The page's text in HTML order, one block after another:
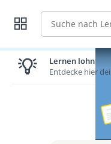
Suche
Lernen lohnt
Entdecke hier